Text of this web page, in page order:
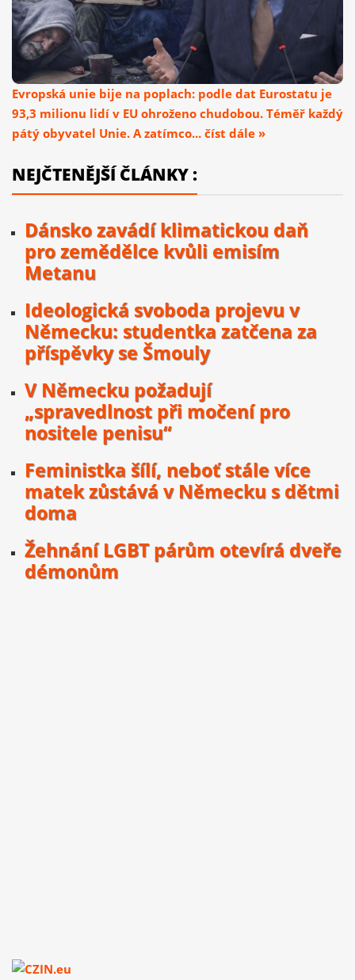
Evropská unie bije na poplach: podle dat Eurostatu je
93,3 milionu lidí v EU ohroženo chudobou. Téměř každý
pátý obyvatel Unie. A zatímco... číst dále »
NEJČTENĚJŠÍ ČLÁNKY :
Dánsko zavádí klimatickou daň
pro zemědělce kvůli emisím
Metanu
Ideologická svoboda projevu v
Německu: studentka zatčena za
příspěvky se Šmouly
V Německu požadují
„spravedlnost při močení pro
nositele penisu“
Feministka šílí, neboť stále více
matek zůstává v Německu s dětmi
doma
Žehnání LGBT párům otevírá dveře
démonům